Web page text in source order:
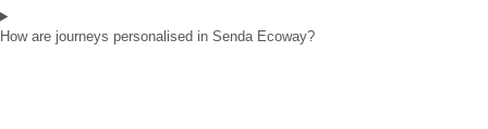
How are journeys personalised in Senda Ecoway?